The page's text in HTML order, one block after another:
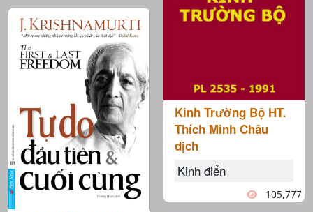
Kinh Trường Bộ HT.
Thích Minh Châu
dịch
Kinh điển
105,777